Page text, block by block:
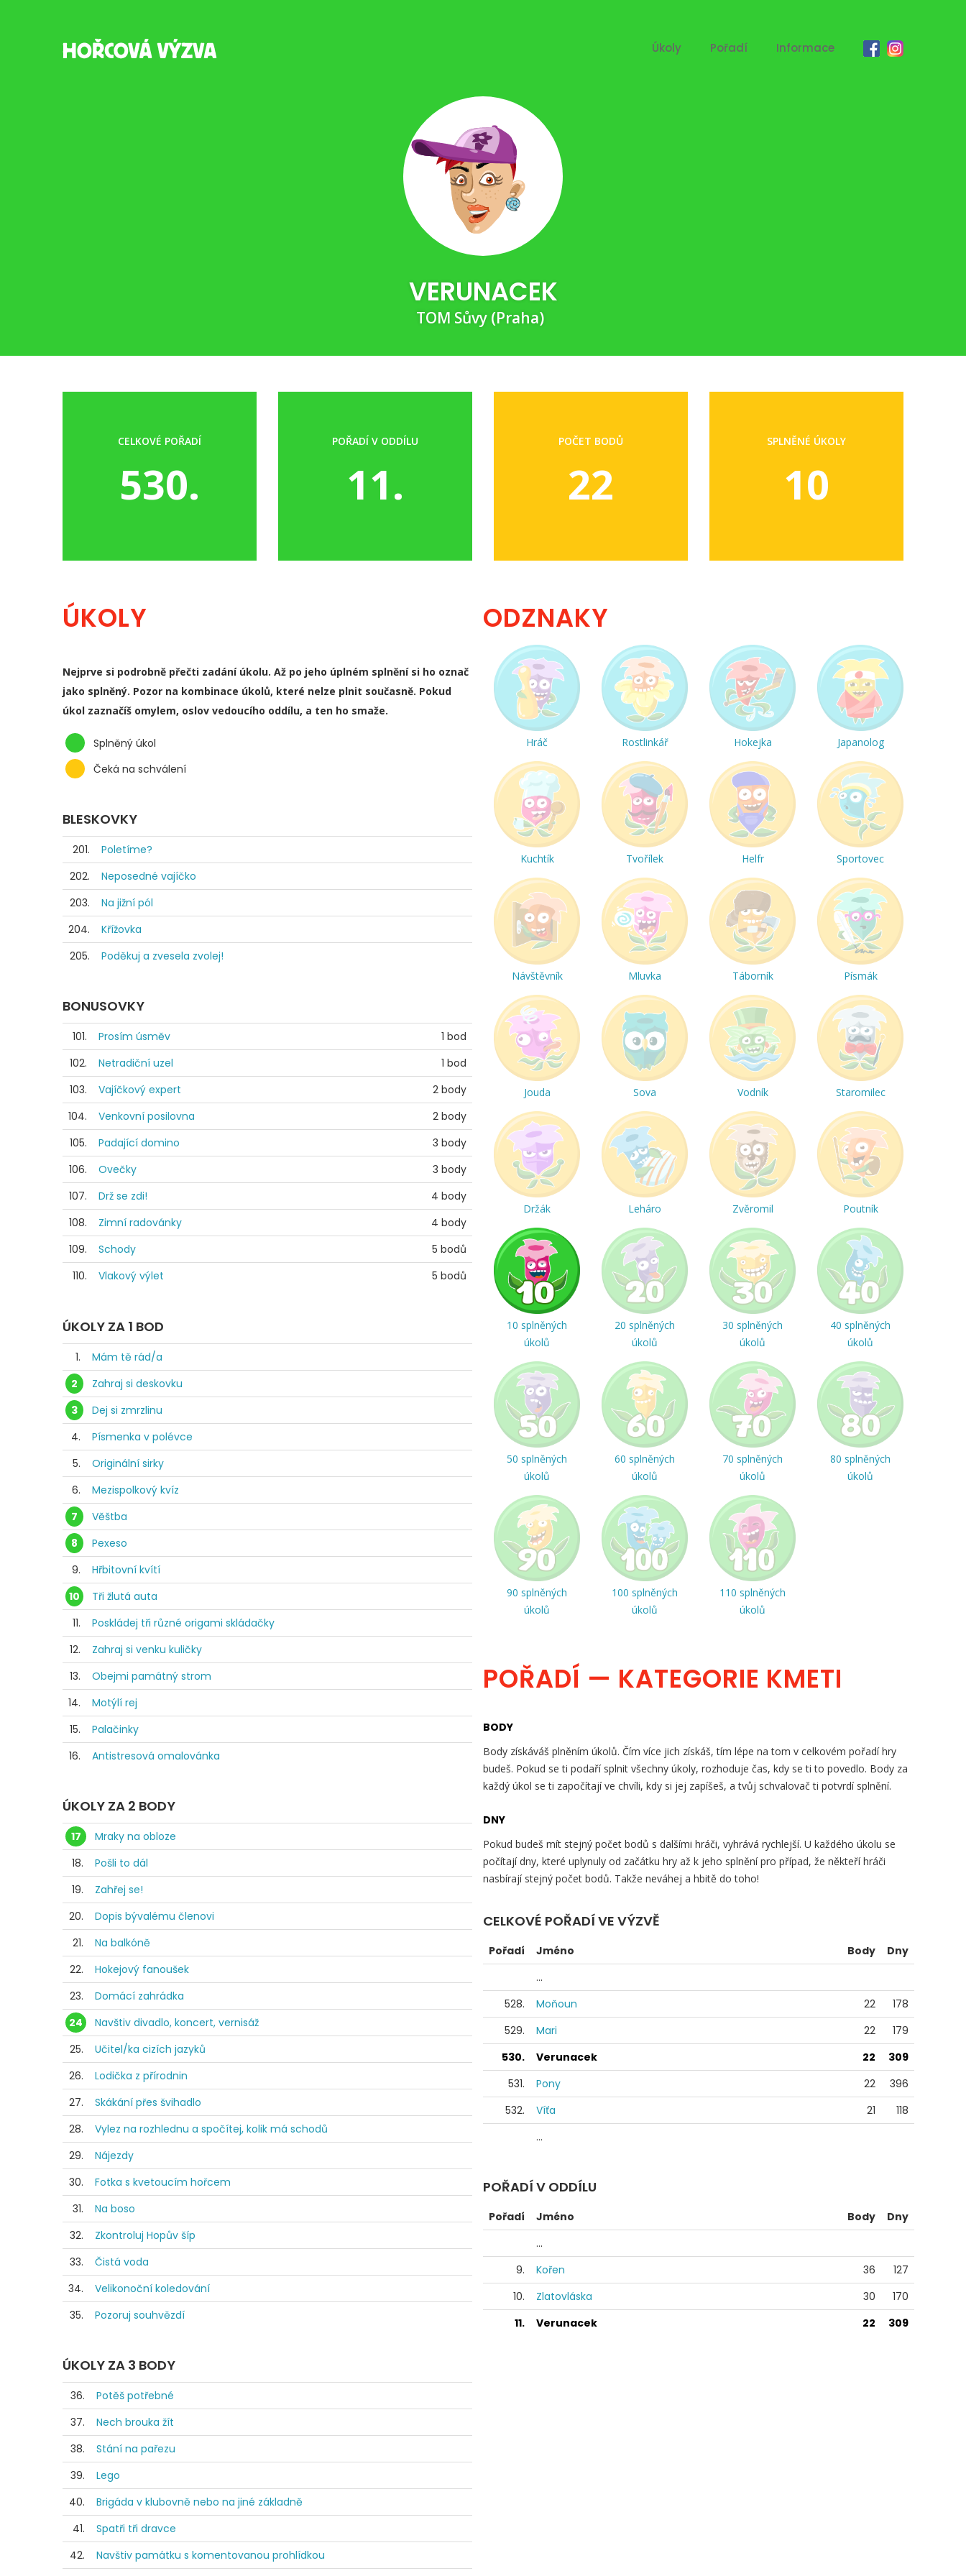
Úkoly Pořadí Informace
VERUNACEK
TOM Sůvy (Praha)
CELKOVÉ POŘADÍ
530.
POŘADÍ V ODDÍLU
11.
POČET BODŮ
22
SPLNĚNÉ ÚKOLY
10
ÚKOLY
Nejprve si podrobně přečti zadání úkolu. Až po jeho úplném splnění si ho označ
jako splněný. Pozor na kombinace úkolů, které nelze plnit současně. Pokud
úkol zaznačíš omylem, oslov vedoucího oddílu, a ten ho smaže.
Splněný úkol
Čeká na schválení
BLESKOVKY
201.
Poletíme?
202.
Neposedné vajíčko
203.
Na jižní pól
204.
Křížovka
205.
Poděkuj a zvesela zvolej!
BONUSOVKY
101. Prosím úsměv
1 bod
102.
Netradiční uzel
1 bod
103.
Vajíčkový expert
2 body
104.
Venkovní posilovna
2 body
105.
Padající domino
3 body
106.
Ovečky
3 body
107.
Drž se zdi!
4 body
108.
Zimní radovánky
4 body
109.
Schody
5 bodů
110.
Vlakový výlet 5 bodů
ÚKOLY ZA 1 BOD
1.
Mám tě rád/a
2
Zahraj si deskovku
3
Dej si zmrzlinu
4.
Písmenka v polévce
5.
Originální sirky
6.
Mezispolkový kvíz
7
Věštba
8
Pexeso
9.
Hřbitovní kvítí
10
Tři žlutá auta
11.
Poskládej tři různé origami skládačky
12.
Zahraj si venku kuličky
13.
Obejmi památný strom
14.
Motýlí rej
15.
Palačinky
16.
Antistresová omalovánka
ÚKOLY ZA 2 BODY
17
Mraky na obloze
18.
Pošli to dál
19.
Zahřej se!
20.
Dopis bývalému členovi
21.
Na balkóně
22.
Hokejový fanoušek
23.
Domácí zahrádka
24
Navštiv divadlo, koncert, vernisáž
25.
Učitel/ka cizích jazyků
26.
Lodička z přírodnin
27.
Skákání přes švihadlo
28.
Vylez na rozhlednu a spočítej, kolik má schodů
29.
Nájezdy
30.
Fotka s kvetoucím hořcem
31.
Na boso
32.
Zkontroluj Hopův šíp
33.
Čistá voda
34.
Velikonoční koledování
35.
Pozoruj souhvězdí
ÚKOLY ZA 3 BODY
36.
Potěš potřebné
37.
Nech brouka žít
38.
Stání na pařezu
39.
Lego
40.
Brigáda v klubovně nebo na jiné základně
41.
Spatři tři dravce
42.
Navštiv památku s komentovanou prohlídkou
ODZNAKY
Hráč Rostlinkář Hokejka Japanolog
Kuchtík Tvořílek Helfr Sportovec
Návštěvník Mluvka Táborník Písmák
Jouda Sova Vodník Staromilec
Držák Leháro Zvěromil Poutník
10 splněných
úkolů
20 splněných
úkolů
30 splněných
úkolů
40 splněných
úkolů
50 splněných
úkolů
60 splněných
úkolů
70 splněných
úkolů
80 splněných
úkolů
90 splněných
úkolů
100 splněných
úkolů
110 splněných
úkolů
POŘADÍ — KATEGORIE KMETI
BODY
Body získáváš plněním úkolů. Čím více jich získáš, tím lépe na tom v celkovém pořadí hry
budeš. Pokud se ti podaří splnit všechny úkoly, rozhoduje čas, kdy se ti to povedlo. Body za
každý úkol se ti započítají ve chvíli, kdy si jej zapíšeš, a tvůj schvalovač ti potvrdí splnění.
DNY
Pokud budeš mít stejný počet bodů s dalšími hráči, vyhrává rychlejší. U každého úkolu se
počítají dny, které uplynuly od začátku hry až k jeho splnění pro případ, že někteří hráči
nasbírají stejný počet bodů. Takže neváhej a hbitě do toho!
CELKOVÉ POŘADÍ VE VÝZVĚ
Pořadí Jméno Body
Dny
...
528.
Moňoun 22
178
529.
Mari 22
179
530.
Verunacek 22
309
531.
Pony 22
396
532.
Víťa 21
118
...
POŘADÍ V ODDÍLU
Pořadí Jméno Body
Dny
...
9.
Kořen 36
127
10.
Zlatovláska 30
170
11.
Verunacek 22 309